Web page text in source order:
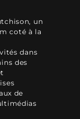
un
coté à la
dans
des
de